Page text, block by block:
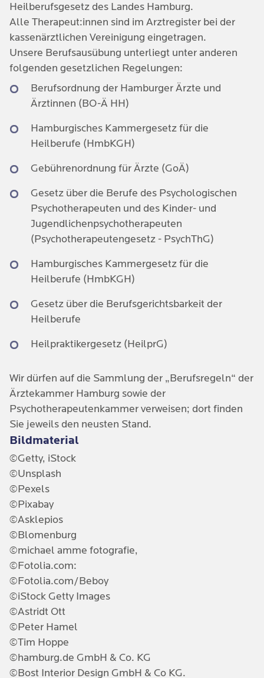
Heilberufsgesetz des Landes Hamburg.
Alle Therapeut:innen sind im Arztregister bei der
kassenärztlichen Vereinigung eingetragen.
Unsere Berufsausübung unterliegt unter anderen
folgenden gesetzlichen Regelungen:
Berufsordnung der Hamburger Ärzte und
Ärztinnen (BO-Ä HH)
Hamburgisches Kammergesetz für die
Heilberufe (HmbKGH)
Gebührenordnung für Ärzte (GoÄ)
Gesetz über die Berufe des Psychologischen
Psychotherapeuten und des Kinder- und
Jugendlichenpsychotherapeuten
(Psychotherapeutengesetz - PsychThG)
Hamburgisches Kammergesetz für die
Heilberufe (HmbKGH)
Gesetz über die Berufsgerichtsbarkeit der
Heilberufe
Heilpraktikergesetz (HeilprG)
Wir dürfen auf die Sammlung der „Berufsregeln“ der
Ärztekammer Hamburg sowie der
Psychotherapeutenkammer verweisen; dort finden
Sie jeweils den neusten Stand.
Bildmaterial
©Getty, iStock
©Unsplash
©Pexels
©Pixabay
©Asklepios
©Blomenburg
©michael amme fotografie,
©Fotolia.com:
©Fotolia.com/Beboy
©iStock Getty Images
©Astridt Ott
©Peter Hamel
©Tim Hoppe
©hamburg.de GmbH & Co. KG
©Bost Interior Design GmbH & Co KG.